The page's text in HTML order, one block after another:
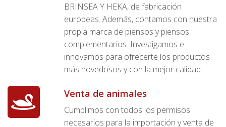
BRINSEA Y HEKA, de fabricación
europeas. Además, contamos con nuestra
propia marca de piensos y piensos
complementarios. Investigamos e
innovamos para ofrecerte los productos
más novedosos y con la mejor calidad.
Venta de animales
Cumplimos con todos los permisos
necesarios para la importación y venta de